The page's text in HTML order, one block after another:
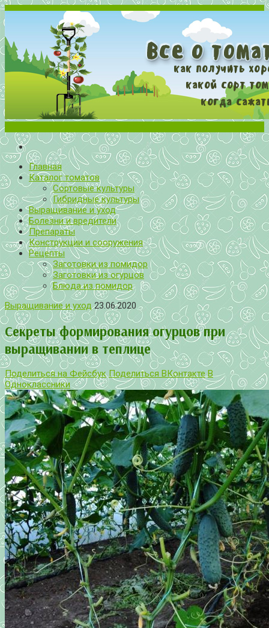
Все о томатах. Выращивание томатов. Сорта и рассада.
Выращивание и уход за томатами
Главная
Каталог томатов
Сортовые культуры
Гибридные культуры
Выращивание и уход
Болезни и вредители
Препараты
Конструкции и сооружения
Рецепты
Заготовки из помидор
Заготовки из огурцов
Блюда из помидор
Выращивание и уход 23.06.2020
Секреты формирования огурцов при
выращивании в теплице
Поделиться на Фейсбук Поделиться ВКонтакте В
Одноклассники